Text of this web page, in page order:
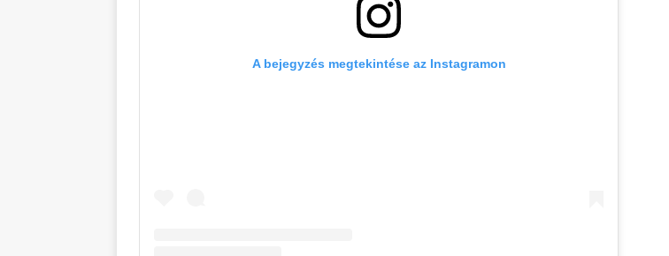
A bejegyzés megtekintése az Instagramon